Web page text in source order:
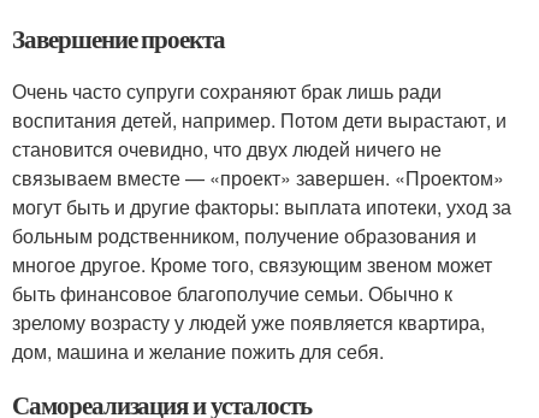
Завершение проекта
Очень часто супруги сохраняют брак лишь ради
воспитания детей, например. Потом дети вырастают, и
становится очевидно, что двух людей ничего не
связываем вместе — «проект» завершен. «Проектом»
могут быть и другие факторы: выплата ипотеки, уход за
больным родственником, получение образования и
многое другое. Кроме того, связующим звеном может
быть финансовое благополучие семьи. Обычно к
зрелому возрасту у людей уже появляется квартира,
дом, машина и желание пожить для себя.
Самореализация и усталость